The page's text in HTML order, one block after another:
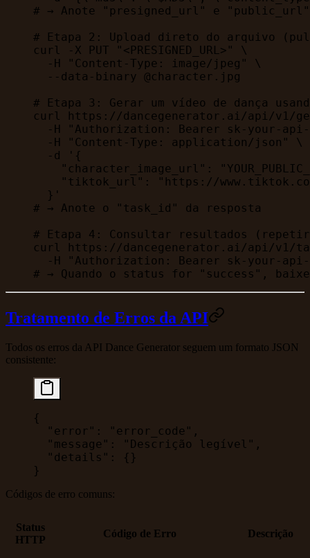
# → Anote "presigned_url" e
# Etapa 2: Upload direto do arquivo
curl
-X PUT "<PRESIGNED_URL>"
\
  -H
"Content-Type: image/jpeg"
\
  --data-binary
@character.jpg
# Etapa 3: Gerar um vídeo de dança
curl
https://dancegenerator.ai/api/v1/
  -H
"Authorization: Bearer sk-your-
  -H
"Content-Type: application/json"
\
  -d
'{
"character_image_url":
"tiktok_url": "https://
  }'
# → Anote o "task_id" da resposta
# Etapa 4: Consultar resultados
curl
https://dancegenerator.ai/api/v1/
  -H
"Authorization: Bearer sk-your-
# → Quando o status for "success",
Tratamento de Erros da API
Todos os erros da API Dance Generator seguem um formato JSON
consistente:
{
  "error"
: "error_code" ,
  "message"
: "Descrição legível" ,
  "details"
: {}
}
Códigos de erro comuns:
Status
HTTP
Código de Erro Descrição